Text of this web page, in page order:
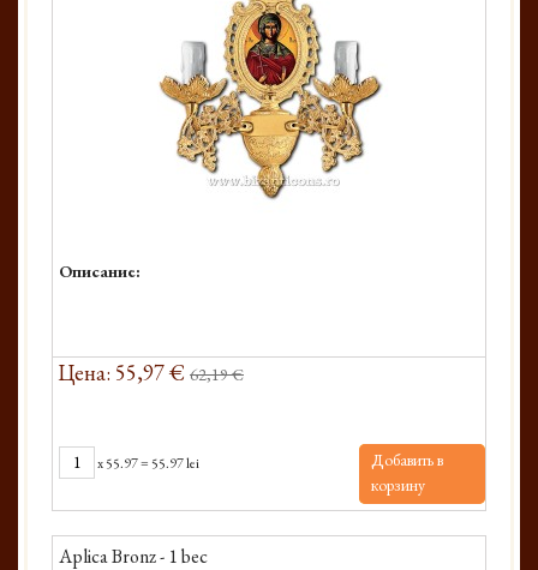
Описание:
Цена: 55,97 € 62,19 €
x55.97= 55.97 lei
Добавить в
корзину
Aplica Bronz - 1 bec